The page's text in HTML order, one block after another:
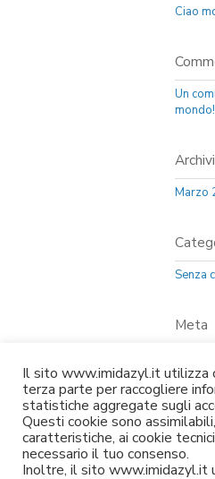
Ciao
Un
mondo!
Archivi
Marzo
Senza
Meta
Feed
Feed
Il sito www.imidazyl.it utilizza
terza parte per raccogliere
statistiche aggregate sugli
Questi cookie sono
caratteristiche, ai cookie
necessario il tuo consenso.
Inoltre, il sito www.imidazyl.it